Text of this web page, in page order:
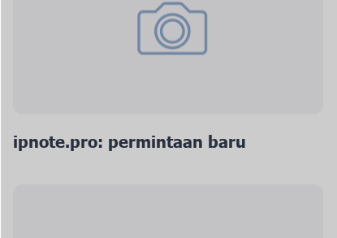
ipnote.pro: permintaan baru